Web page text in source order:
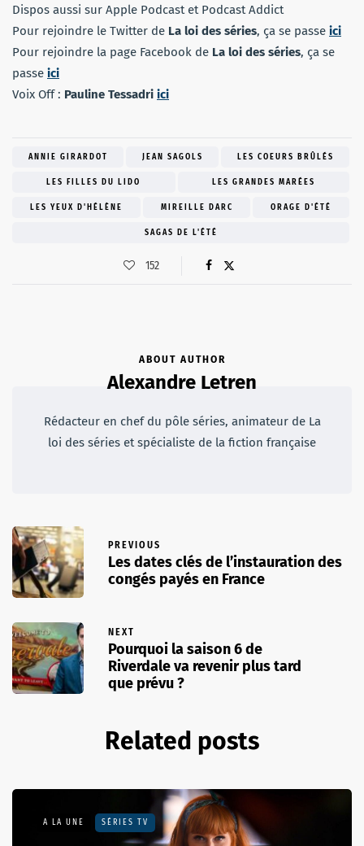
Dispos aussi sur Apple Podcast et Podcast Addict
Pour rejoindre le Twitter de La loi des séries, ça se passe ici
Pour rejoindre la page Facebook de La loi des séries, ça se
passe ici
Voix Off : Pauline Tessadri ici
ANNIE GIRARDOT JEAN SAGOLS LES COEURS BRÛLÉS
LES FILLES DU LIDO LES GRANDES MARÉES
LES YEUX D'HÉLÈNE MIREILLE DARC ORAGE D'ÉTÉ
SAGAS DE L'ÉTÉ
152
ABOUT AUTHOR
Alexandre Letren
Rédacteur en chef du pôle séries, animateur de La
loi des séries et spécialiste de la fiction française
PREVIOUS
Les dates clés de l’instauration des
congés payés en France
NEXT
Pourquoi la saison 6 de
Riverdale va revenir plus tard
que prévu ?
Related posts
A LA UNE SÉRIES TV